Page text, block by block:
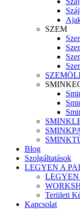
SZEM
Blog
Szolgáltatások
LEGYEN A
Területi
Kapcsolat